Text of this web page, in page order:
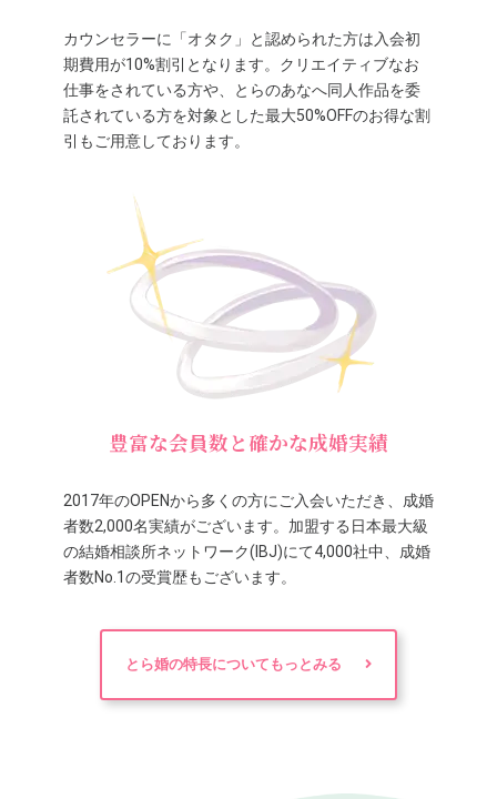
カウンセラーに「オタク」と認められた方は入会初
期費用が10%割引となります。クリエイティブなお
仕事をされている方や、とらのあなへ同人作品を委
託されている方を対象とした最大50%OFFのお得な割
引もご用意しております。
豊富な会員数と確かな成婚実績
2017年のOPENから多くの方にご入会いただき、成婚
者数2,000名実績がございます。加盟する日本最大級
の結婚相談所ネットワーク(IBJ)にて4,000社中、成婚
者数No.1の受賞歴もございます。
とら婚の特長についてもっとみる